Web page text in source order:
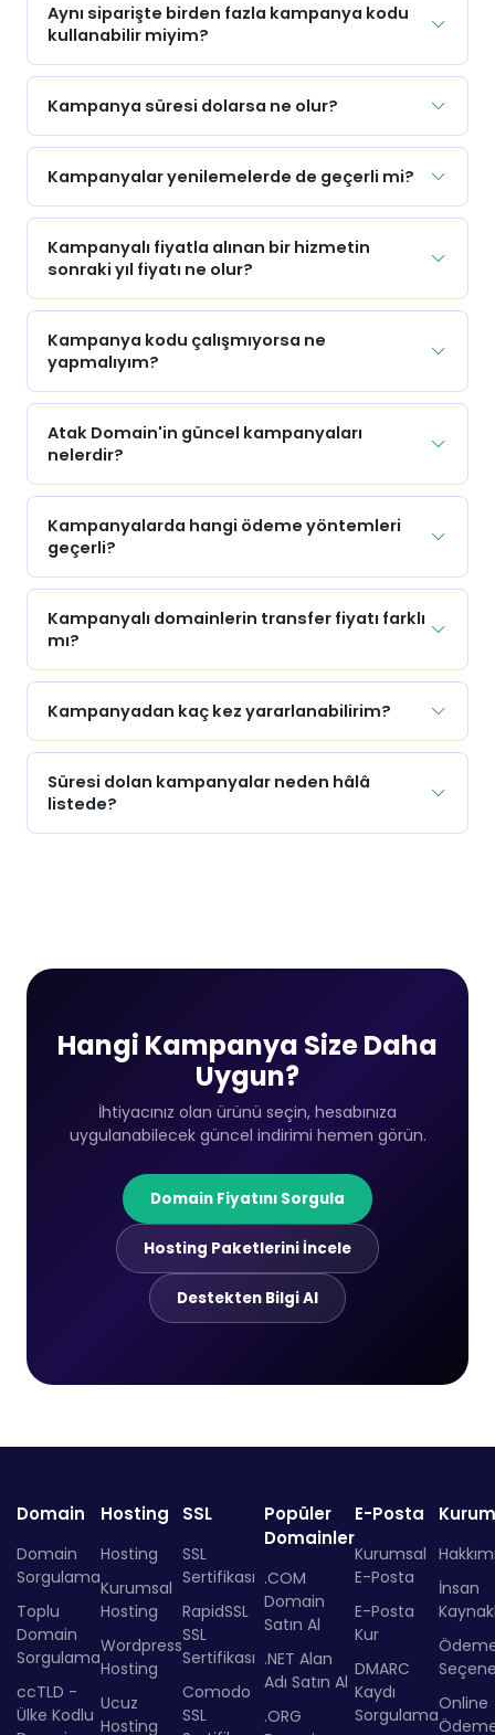
Aynı siparişte birden fazla kampanya kodu
kullanabilir miyim?
Kampanya süresi dolarsa ne olur?
Kampanyalar yenilemelerde de geçerli mi?
Kampanyalı fiyatla alınan bir hizmetin
sonraki yıl fiyatı ne olur?
Kampanya kodu çalışmıyorsa ne
yapmalıyım?
Atak Domain'in güncel kampanyaları
nelerdir?
Kampanyalarda hangi ödeme yöntemleri
geçerli?
Kampanyalı domainlerin transfer fiyatı farklı
mı?
Kampanyadan kaç kez yararlanabilirim?
Süresi dolan kampanyalar neden hâlâ
listede?
Hangi Kampanya Size Daha
Uygun?
İhtiyacınız olan ürünü seçin, hesabınıza
uygulanabilecek güncel indirimi hemen görün.
Domain Fiyatını Sorgula
Hosting Paketlerini İncele
Destekten Bilgi Al
Domain
Domain
Sorgulama
Toplu
Domain
Sorgulama
ccTLD -
Ülke Kodlu
Hosting
Hosting
Kurumsal
Hosting
Wordpress
Hosting
Ucuz
Hosting
SSL
SSL
Sertifikası
RapidSSL
SSL
Sertifikası
Comodo
SSL
Popüler
Domainler
.COM
Domain
Satın Al
.NET Alan
Adı Satın Al
.ORG
E-Posta
Kurumsal
E-Posta
E-Posta
Kur
DMARC
Kaydı
Sorgulama
İnsan
Online